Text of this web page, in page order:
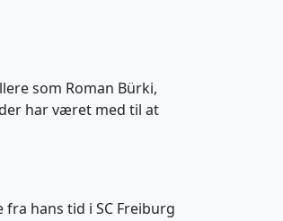
som Roman Bürki,
har været med til at
hans tid i SC Freiburg